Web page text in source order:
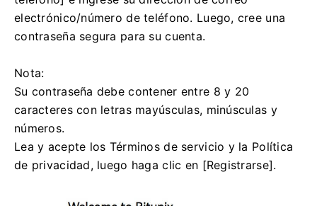
electrónico/número de teléfono. Luego, cree una
contraseña segura para su cuenta.
Nota:
Su contraseña debe contener entre 8 y 20
caracteres con letras mayúsculas, minúsculas y
números.
Lea y acepte los Términos de servicio y la Política
de privacidad, luego haga clic en [Registrarse].